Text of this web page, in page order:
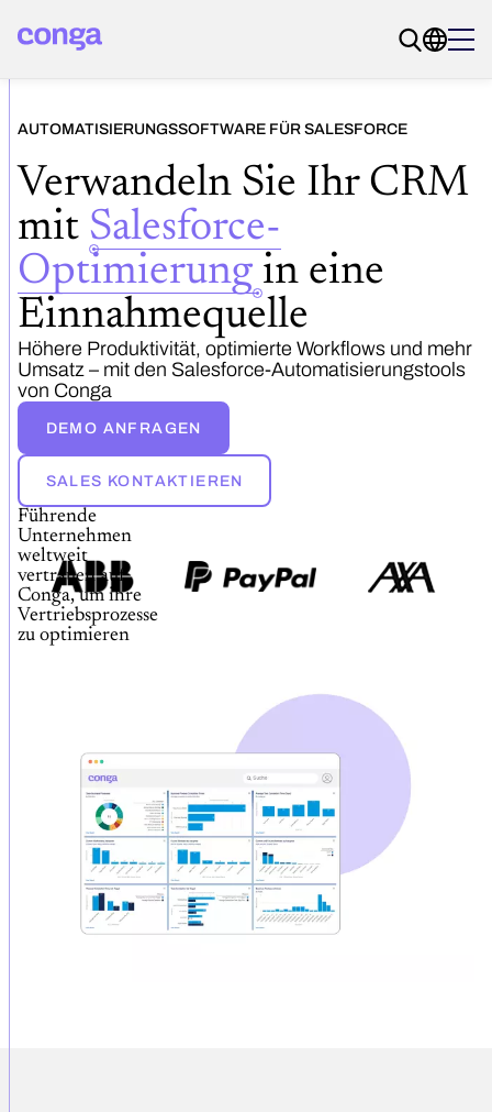
AUTOMATISIERUNGSSOFTWARE FÜR SALESFORCE
Verwandeln Sie Ihr CRM
mit Salesforce-
Optimierung in eine
Einnahmequelle
Höhere Produktivität, optimierte Workflows und mehr
Umsatz – mit den Salesforce-Automatisierungstools
von Conga
DEMO ANFRAGEN
SALES KONTAKTIEREN
Führende
Unternehmen
weltweit
vertrauen auf
Conga, um ihre
Vertriebsprozesse
zu optimieren